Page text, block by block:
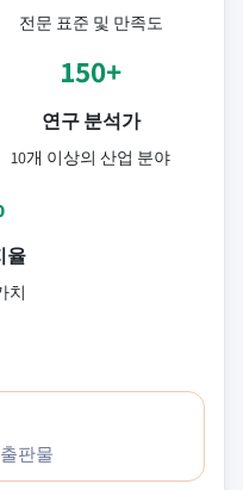
전문 표준 및 만족도
150+
연구 분석가
10개 이상의 산업 분야
율
치
판물